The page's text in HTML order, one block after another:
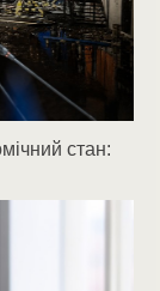
стан: